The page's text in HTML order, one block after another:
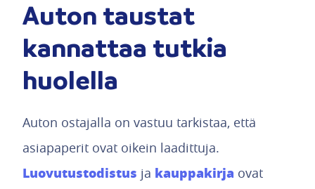
Auton taustat
kannattaa tutkia
huolella
Auton ostajalla on vastuu tarkistaa, että
asiapaperit ovat oikein laadittuja.
Luovutustodistus ja kauppakirja ovat